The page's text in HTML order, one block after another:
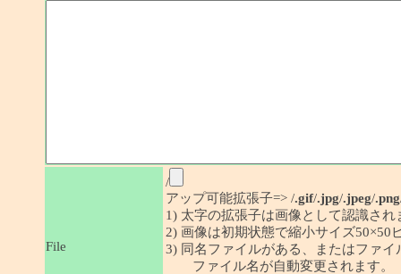
File
/
アップ可能拡張子=> /.gif/.jpg/.jpeg/.png
1) 太字の拡張子は画像として認識され
2) 画像は初期状態で縮小サイズ50×50
3) 同名ファイルがある、またはファ
ファイル名が自動変更されます。